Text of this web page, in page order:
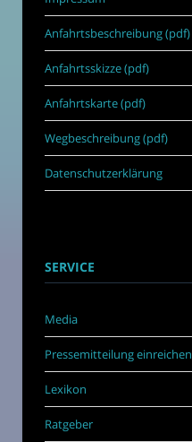
Anfahrtsbeschreibung (pdf)
Anfahrtsskizze (pdf)
Anfahrtskarte (pdf)
Wegbeschreibung (pdf)
Datenschutzerklärung
SERVICE
Media
Pressemitteilung einreichen
Lexikon
Ratgeber